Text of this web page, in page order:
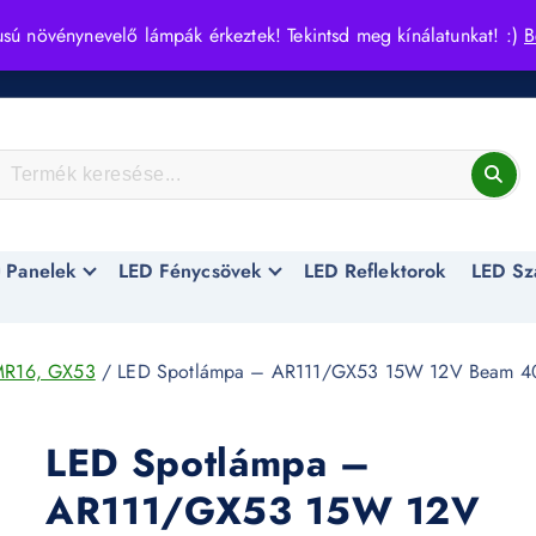
növénynevelő lámpák érkeztek! Tekintsd meg kínálatunkat! :)
Panelek LED Fénycsövek LED Reflektorok LED
GX53 / LED Spotlámpa – AR111/GX53 15W 12V Beam
LED Spotlámpa –
AR111/GX53 15W 12V